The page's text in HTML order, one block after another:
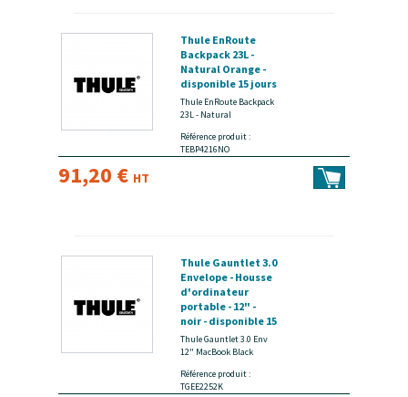
Thule EnRoute
Backpack 23L -
Natural Orange -
disponible 15 jours
Thule EnRoute Backpack
23L - Natural
Référence produit :
TEBP4216NO
91,20 € HT
Thule Gauntlet 3.0
Envelope - Housse
d'ordinateur
portable - 12" -
noir - disponible 15
jours
Thule Gauntlet 3.0 Env
12" MacBook Black
Référence produit :
TGEE2252K